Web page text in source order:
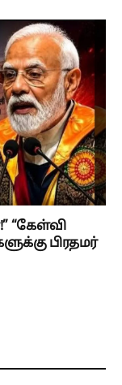
“கேள்வி
பிரதமர்